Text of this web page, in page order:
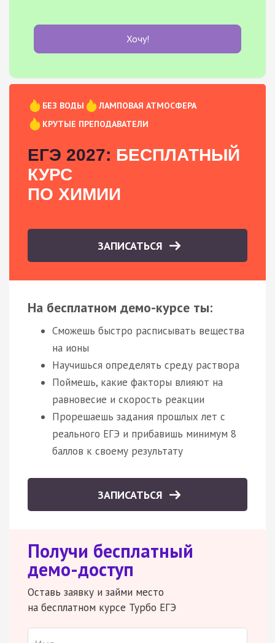
Хочу!
БЕЗ ВОДЫ
ЛАМПОВАЯ АТМОСФЕРА
КРУТЫЕ ПРЕПОДАВАТЕЛИ
ЕГЭ 2027: БЕСПЛАТНЫЙ
КУРС
ПО ХИМИИ
ЗАПИСАТЬСЯ
На бесплатном демо-курсе ты:
Сможешь быстро расписывать вещества
на ионы
Научишься определять среду раствора
Поймешь, какие факторы влияют на
равновесие и скорость реакции
Прорешаешь задания прошлых лет с
реального ЕГЭ и прибавишь минимум 8
баллов к своему результату
ЗАПИСАТЬСЯ
Получи бесплатный
демо-доступ
Оставь заявку и займи место
на бесплатном курсе Турбо ЕГЭ